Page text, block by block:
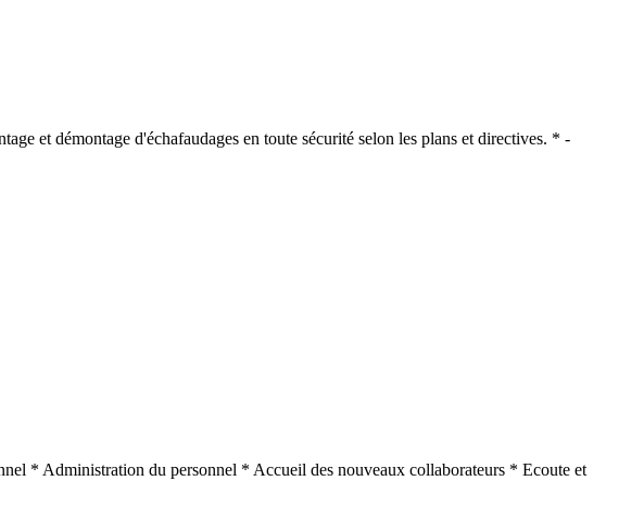
et démontage d'échafaudages en toute sécurité selon les plans et directives. * -
* Administration du personnel * Accueil des nouveaux collaborateurs * Ecoute et